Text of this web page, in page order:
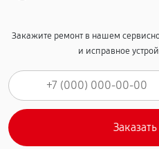
Закажите ремонт в нашем
и исправное